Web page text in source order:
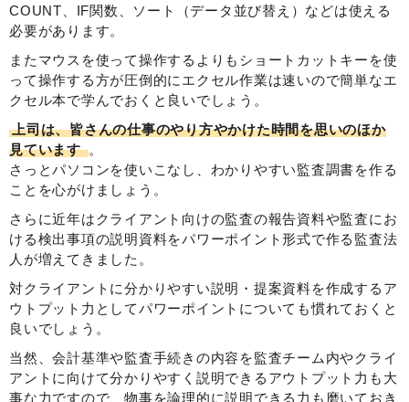
COUNT、IF関数、ソート（データ並び替え）などは使える
必要があります。
またマウスを使って操作するよりもショートカットキーを使
って操作する方が圧倒的にエクセル作業は速いので簡単なエ
クセル本で学んでおくと良いでしょう。
上司は、皆さんの仕事のやり方やかけた時間を思いのほか
見ています。
さっとパソコンを使いこなし、わかりやすい監査調書を作る
ことを心がけましょう。
さらに近年はクライアント向けの監査の報告資料や監査にお
ける検出事項の説明資料をパワーポイント形式で作る監査法
人が増えてきました。
対クライアントに分かりやすい説明・提案資料を作成するア
ウトプット力としてパワーポイントについても慣れておくと
良いでしょう。
当然、会計基準や監査手続きの内容を監査チーム内やクライ
アントに向けて分かりやすく説明できるアウトプット力も大
事な力ですので、物事を論理的に説明できる力も磨いておき